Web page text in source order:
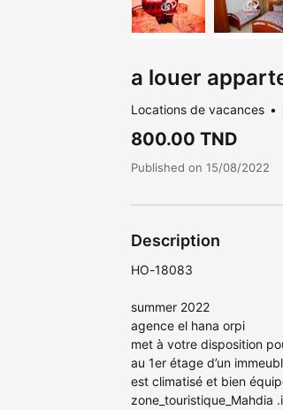
a louer
Locations de vacances
800.00 TND
Published on 15/08/2022
Description
HO-18083
summer 2022
agence el hana orpi
met à votre disposition
au 1er étage d’un
est climatisé et bien
zone_touristique_Mahdia